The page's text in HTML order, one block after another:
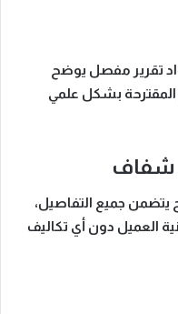
تقرير مفصل يوضح
بشكل علمي
جميع التفاصيل،
العميل دون أي تكاليف